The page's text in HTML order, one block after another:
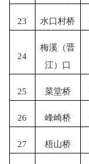
23 水口村桥
24
梅溪（晋
江）口
25 菜堂桥
26 峰崎桥
27 梧山桥